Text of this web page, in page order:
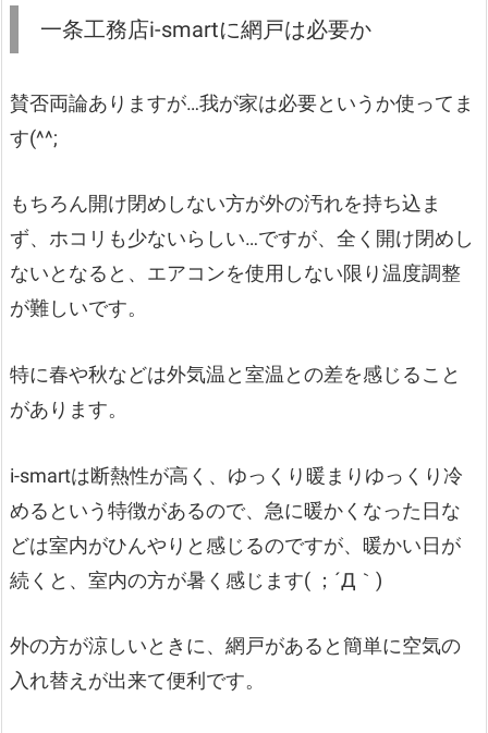
一条工務店i-smartに網戸は必要か
賛否両論ありますが…我が家は必要というか使ってま
す(^^;
もちろん開け閉めしない方が外の汚れを持ち込ま
ず、ホコリも少ないらしい…ですが、全く開け閉めし
ないとなると、エアコンを使用しない限り温度調整
が難しいです。
特に春や秋などは外気温と室温との差を感じること
があります。
i-smartは断熱性が高く、ゆっくり暖まりゆっくり冷
めるという特徴があるので、急に暖かくなった日な
どは室内がひんやりと感じるのですが、暖かい日が
続くと、室内の方が暑く感じます( ；´Д｀)
外の方が涼しいときに、網戸があると簡単に空気の
入れ替えが出来て便利です。